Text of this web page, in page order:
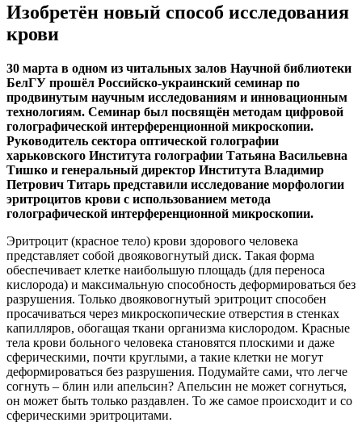
Изобретён новый способ исследования
крови
30 марта в одном из читальных залов Научной библиотеки
БелГУ прошёл Российско-украинcкий семинар по
продвинутым научным исследованиям и инновационным
технологиям. Семинар был посвящён методам цифровой
голографической интерференционной микроскопии.
Руководитель сектора оптической голографии
харьковского Института голографии Татьяна Васильевна
Тишко и генеральный директор Института Владимир
Петрович Титарь представили исследование морфологии
эритроцитов крови с использованием метода
голографической интерференционной микроскопии.
Эритроцит (красное тело) крови здорового человека
представляет собой двояковогнутый диск. Такая форма
обеспечивает клетке наибольшую площадь (для переноса
кислорода) и максимальную способность деформироваться без
разрушения. Только двояковогнутый эритроцит способен
просачиваться через микроскопические отверстия в стенках
капилляров, обогащая ткани организма кислородом. Красные
тела крови больного человека становятся плоскими и даже
сферическими, почти круглыми, а такие клетки не могут
деформироваться без разрушения. Подумайте сами, что легче
согнуть – блин или апельсин? Апельсин не может согнуться,
он может быть только раздавлен. То же самое происходит и со
сферическими эритроцитами.